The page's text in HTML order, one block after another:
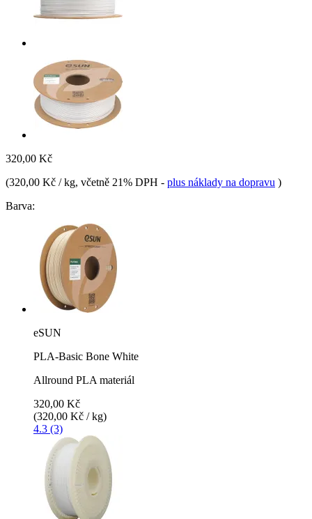
320,00 Kč
(320,00 Kč / kg, včetně 21% DPH - plus náklady na dopravu )
Barva:
eSUN
PLA-Basic Bone White
Allround PLA materiál
320,00 Kč
(320,00 Kč / kg)
4.3 (3)